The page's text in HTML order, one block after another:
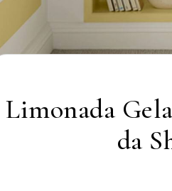
Limonada
da